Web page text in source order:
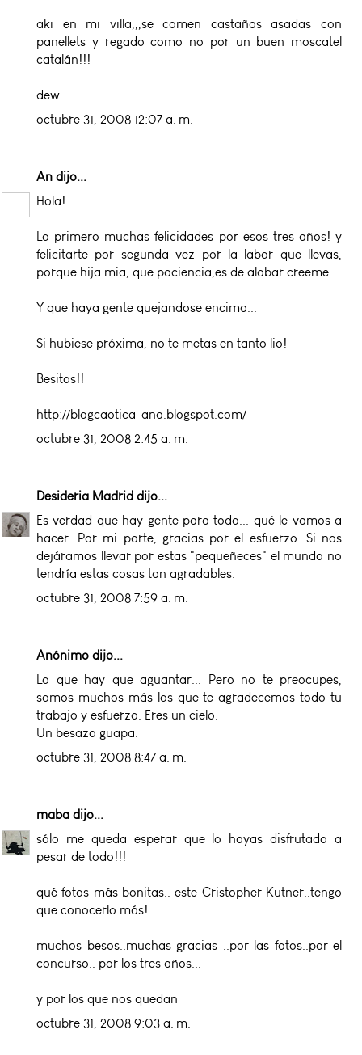
aki en mi villa,,,se comen castañas asadas con
panellets y regado como no por un buen moscatel
catalán!!!
dew
octubre 31, 2008 12:07 a. m.
An dijo...
Hola!
Lo primero muchas felicidades por esos tres años! y
felicitarte por segunda vez por la labor que llevas,
porque hija mia, que paciencia,es de alabar creeme.
Y que haya gente quejandose encima...
Si hubiese próxima, no te metas en tanto lio!
Besitos!!
http://blogcaotica-ana.blogspot.com/
octubre 31, 2008 2:45 a. m.
Desideria Madrid dijo...
Es verdad que hay gente para todo... qué le vamos a
hacer. Por mi parte, gracias por el esfuerzo. Si nos
dejáramos llevar por estas "pequeñeces" el mundo no
tendría estas cosas tan agradables.
octubre 31, 2008 7:59 a. m.
Anónimo dijo...
Lo que hay que aguantar... Pero no te preocupes,
somos muchos más los que te agradecemos todo tu
trabajo y esfuerzo. Eres un cielo.
Un besazo guapa.
octubre 31, 2008 8:47 a. m.
maba dijo...
sólo me queda esperar que lo hayas disfrutado a
pesar de todo!!!
qué fotos más bonitas.. este Cristopher Kutner..tengo
que conocerlo más!
muchos besos..muchas gracias ..por las fotos..por el
concurso.. por los tres años...
y por los que nos quedan
octubre 31, 2008 9:03 a. m.